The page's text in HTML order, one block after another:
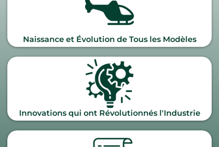
Naissance et Évolution de Tous les Modèles
Innovations qui ont Révolutionnés l'Industrie